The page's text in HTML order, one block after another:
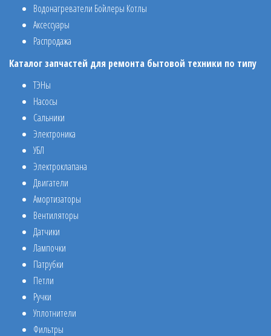
Водонагреватели Бойлеры Котлы
Аксессуары
Распродажа
Каталог запчастей для ремонта бытовой техники по типу
ТЭНы
Насосы
Сальники
Электроника
УБЛ
Электроклапана
Двигатели
Амортизаторы
Вентиляторы
Датчики
Лампочки
Патрубки
Петли
Ручки
Уплотнители
Фильтры